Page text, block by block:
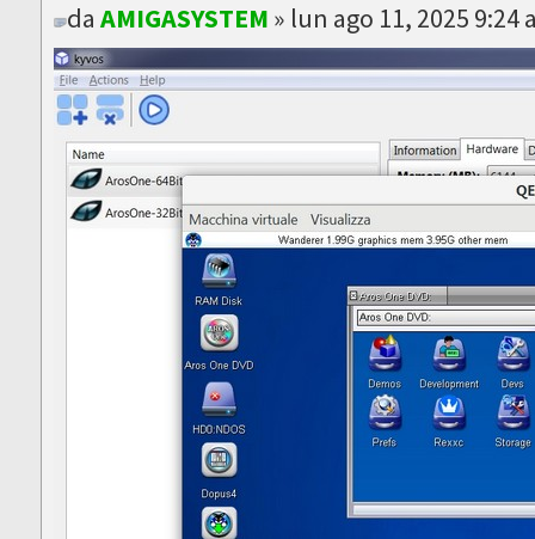
daAMIGASYSTEM » lun ago 11, 2025 9:24